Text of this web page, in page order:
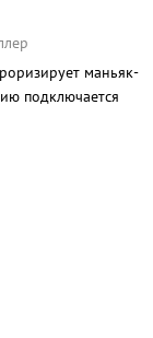
маньяк-
подключается